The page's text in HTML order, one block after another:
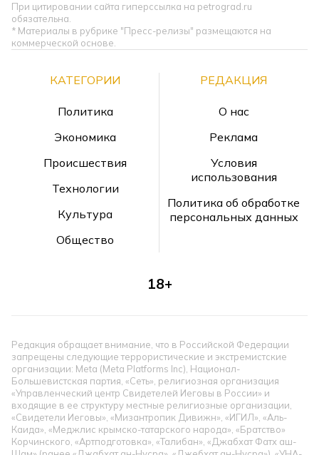
При цитировании сайта гиперссылка на petrograd.ru
обязательна.
* Материалы в рубрике "Пресс-релизы" размещаются на
коммерческой основе.
КАТЕГОРИИ
Политика
Экономика
Происшествия
Технологии
Культура
Общество
РЕДАКЦИЯ
О нас
Реклама
Условия
использования
Политика об обработке
персональных данных
18+
Редакция обращает внимание, что в Российской Федерации
запрещены следующие террористические и экстремистские
организации: Meta (Meta Platforms Inc), Национал-
Большевистская партия, «Сеть», религиозная организация
«Управленческий центр Свидетелей Иеговы в России» и
входящие в ее структуру местные религиозные организации,
«Свидетели Иеговы», «Мизантропик Дивижн», «ИГИЛ», «Аль-
Каида», «Меджлис крымско-татарского народа», «Братство»
Корчинского, «Артподготовка», «Талибан», «Джабхат Фатх аш-